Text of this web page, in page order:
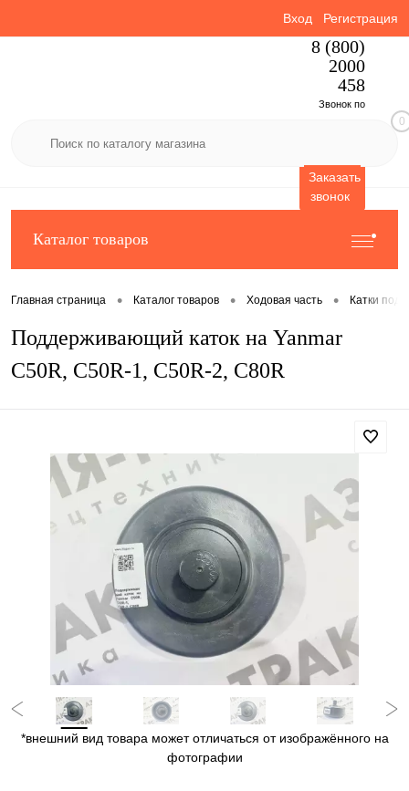
Вход Регистрация
8 (800)
2000
458
Звонок по
Заказать
звонок
0
Каталог товаров
Главная страница • Каталог товаров • Ходовая часть • Катки
Поддерживающий каток на Yanmar
C50R, C50R-1, C50R-2, C80R
*внешний вид товара может отличаться от изображённого на
фотографии